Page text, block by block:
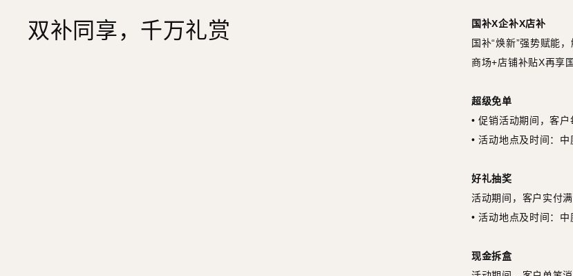
双补同享，千万礼赏
国补X企补X店补
国补“焕新”强势赋能
商场+店铺补贴X再享
超级免单
• 促销活动期间，客
• 活动地点及时间：
好礼抽奖
活动期间，客户实付
• 活动地点及时间：
现金拆盒